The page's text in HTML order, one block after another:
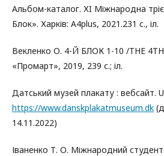
Альбом-каталог. ХI Міжнародна
Блок». Харків: A4plus, 2021.231 с., іл.
Векленко О. 4-Й БЛОК 1-10 /THE 4TH
«Промарт», 2019, 239 с.; іл.
Датський музей плакату : вебсайт.
https://www.danskplakatmuseum.dk
14.11.2022)
Іваненко Т. О. Міжнародний